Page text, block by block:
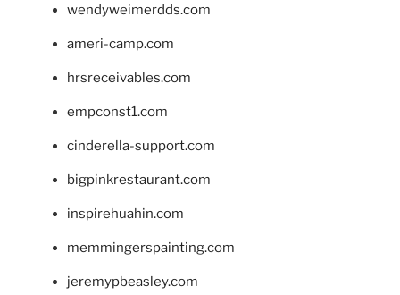
wendyweimerdds.com
ameri-camp.com
hrsreceivables.com
empconst1.com
cinderella-support.com
bigpinkrestaurant.com
inspirehuahin.com
memmingerspainting.com
jeremypbeasley.com